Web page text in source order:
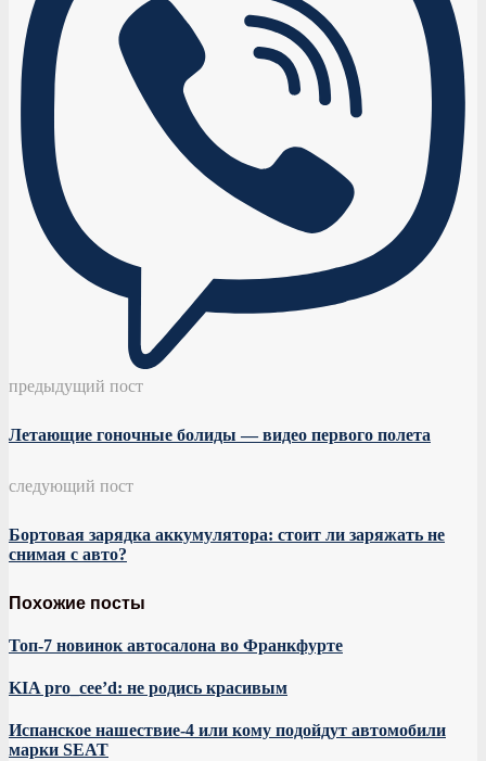
предыдущий пост
Летающие гоночные болиды — видео первого полета
следующий пост
Бортовая зарядка аккумулятора: стоит ли заряжать не
снимая с авто?
Похожие посты
Топ-7 новинок автосалона во Франк­фурте
KIA pro_cee’d: не родись красивым
Испанское нашествие-4 или кому подойдут автомобили
марки SEAT